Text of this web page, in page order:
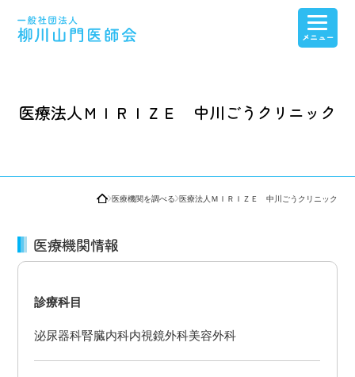
医師会紹介・産業保健センター紹介
医療法人ＭＩＲＩＺＥ 中川ごうクリニック
医療機関を調べる 医療法人ＭＩＲＩＺＥ 中川ごうクリニック
医療機関情報
診療科目
泌尿器科腎臓内科内視鏡外科美容外科